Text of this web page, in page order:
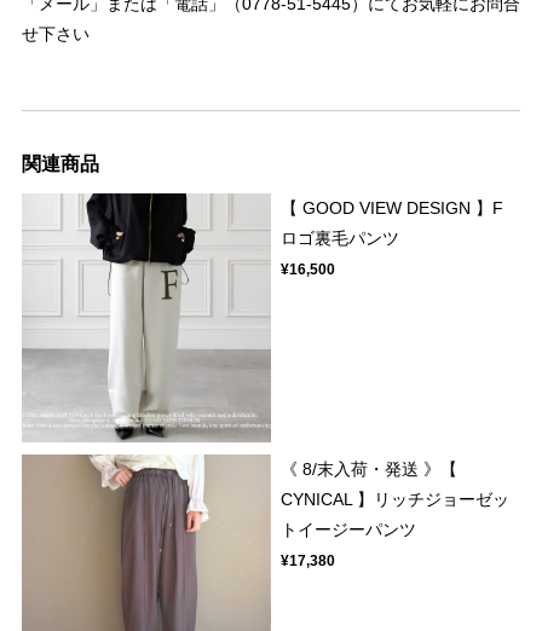
「メール」または「電話」（0778-51-5445）にてお気軽にお問合
せ下さい
関連商品
【 GOOD VIEW DESIGN 】F
ロゴ裏毛パンツ
¥16,500
《 8/末入荷・発送 》【
CYNICAL 】リッチジョーゼッ
トイージーパンツ
¥17,380